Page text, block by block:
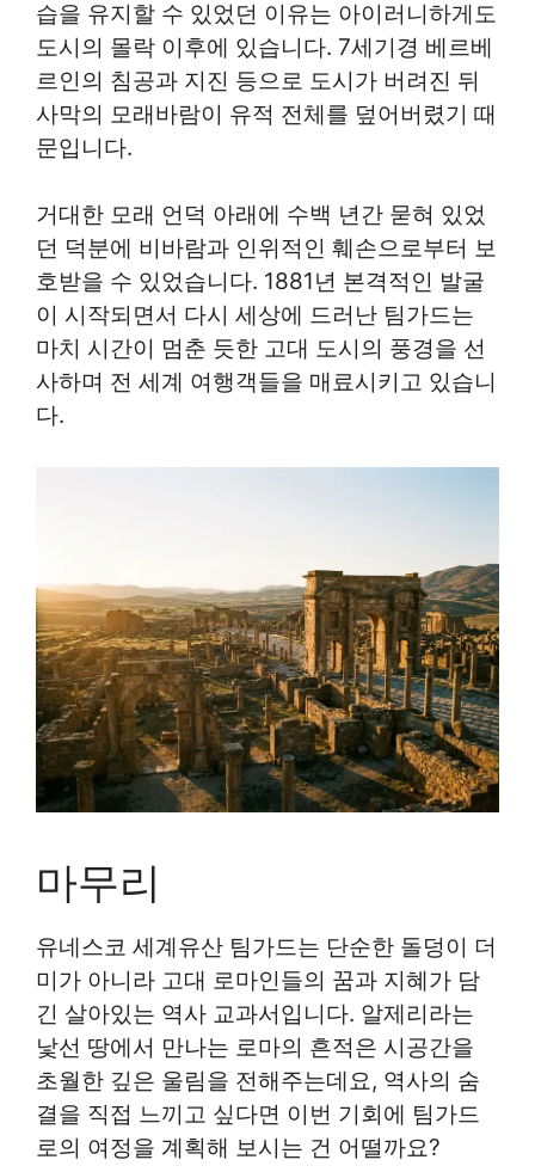
습을 유지할 수 있었던 이유는 아이러니하게도
도시의 몰락 이후에 있습니다. 7세기경 베르베
르인의 침공과 지진 등으로 도시가 버려진 뒤
사막의 모래바람이 유적 전체를 덮어버렸기 때
문입니다.
거대한 모래 언덕 아래에 수백 년간 묻혀 있었
던 덕분에 비바람과 인위적인 훼손으로부터 보
호받을 수 있었습니다. 1881년 본격적인 발굴
이 시작되면서 다시 세상에 드러난 팀가드는
마치 시간이 멈춘 듯한 고대 도시의 풍경을 선
사하며 전 세계 여행객들을 매료시키고 있습니
다.
마무리
유네스코 세계유산 팀가드는 단순한 돌덩이 더
미가 아니라 고대 로마인들의 꿈과 지혜가 담
긴 살아있는 역사 교과서입니다. 알제리라는
낯선 땅에서 만나는 로마의 흔적은 시공간을
초월한 깊은 울림을 전해주는데요, 역사의 숨
결을 직접 느끼고 싶다면 이번 기회에 팀가드
로의 여정을 계획해 보시는 건 어떨까요?